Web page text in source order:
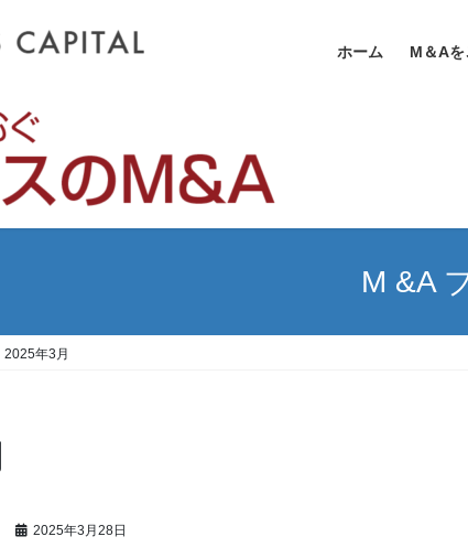
ホーム M＆A
M &A
2025年3月
2025年3月28日